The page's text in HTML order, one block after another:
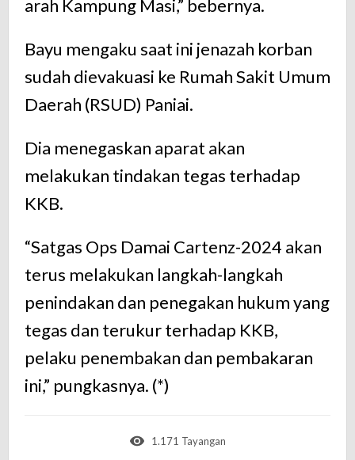
arah Kampung Masi,” bebernya.
Bayu mengaku saat ini jenazah korban
sudah dievakuasi ke Rumah Sakit Umum
Daerah (RSUD) Paniai.
Dia menegaskan aparat akan
melakukan tindakan tegas terhadap
KKB.
“Satgas Ops Damai Cartenz-2024 akan
terus melakukan langkah-langkah
penindakan dan penegakan hukum yang
tegas dan terukur terhadap KKB,
pelaku penembakan dan pembakaran
ini,” pungkasnya. (*)
1.171 Tayangan